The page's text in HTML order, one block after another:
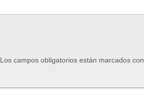
Los campos obligatorios están marcados con